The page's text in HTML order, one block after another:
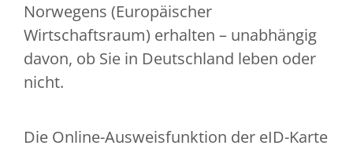
Norwegens (Europäischer
Wirtschaftsraum) erhalten – unabhängig
davon, ob Sie in Deutschland leben oder
nicht.
Die Online-Ausweisfunktion der eID-Karte